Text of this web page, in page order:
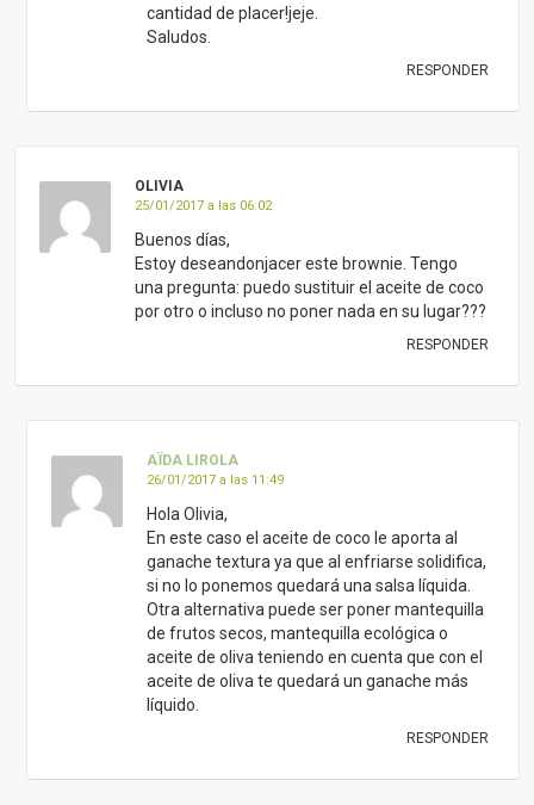
cantidad de placer!jeje.
Saludos.
RESPONDER
OLIVIA
25/01/2017 a las 06:02
Buenos días,
Estoy deseandonjacer este brownie. Tengo
una pregunta: puedo sustituir el aceite de coco
por otro o incluso no poner nada en su lugar???
RESPONDER
AÏDA LIROLA
26/01/2017 a las 11:49
Hola Olivia,
En este caso el aceite de coco le aporta al
ganache textura ya que al enfriarse solidifica,
si no lo ponemos quedará una salsa líquida.
Otra alternativa puede ser poner mantequilla
de frutos secos, mantequilla ecológica o
aceite de oliva teniendo en cuenta que con el
aceite de oliva te quedará un ganache más
líquido.
RESPONDER